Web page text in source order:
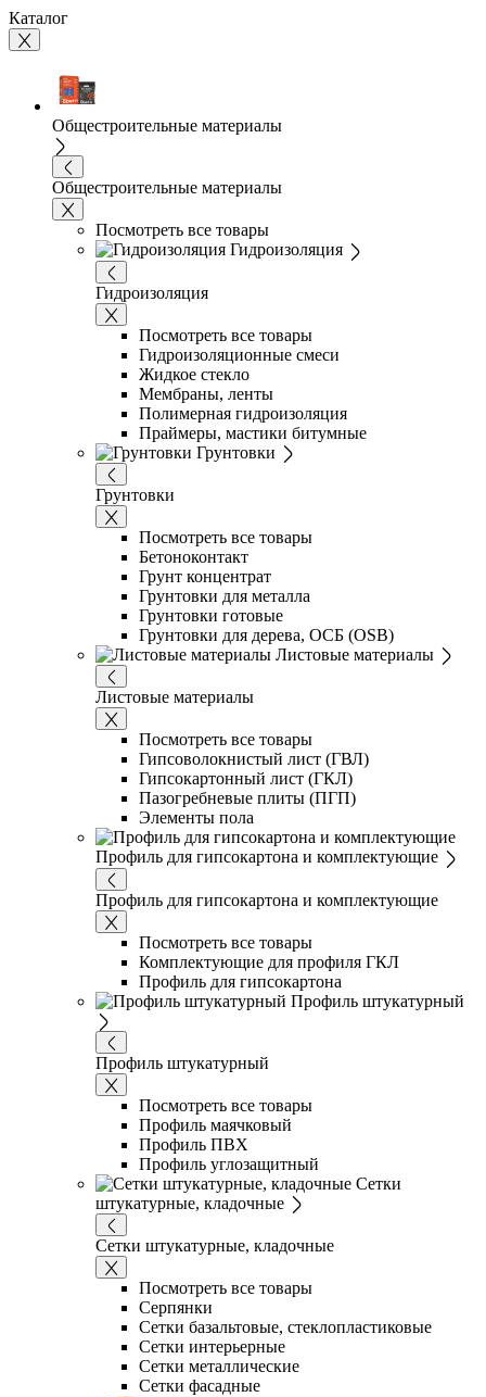
Каталог
Общестроительные материалы
Общестроительные материалы
Посмотреть все товары
Гидроизоляция
Гидроизоляция
Посмотреть все товары
Гидроизоляционные смеси
Жидкое стекло
Мембраны, ленты
Полимерная гидроизоляция
Праймеры, мастики битумные
Грунтовки
Грунтовки
Посмотреть все товары
Бетоноконтакт
Грунт концентрат
Грунтовки для металла
Грунтовки готовые
Грунтовки для дерева, ОСБ (OSB)
Листовые материалы
Листовые материалы
Посмотреть все товары
Гипсоволокнистый лист (ГВЛ)
Гипсокартонный лист (ГКЛ)
Пазогребневые плиты (ПГП)
Элементы пола
Профиль для гипсокартона и комплектующие
Профиль для гипсокартона и комплектующие
Посмотреть все товары
Комплектующие для профиля ГКЛ
Профиль для гипсокартона
Профиль штукатурный
Профиль штукатурный
Посмотреть все товары
Профиль маячковый
Профиль ПВХ
Профиль углозащитный
Сетки
штукатурные, кладочные
Сетки штукатурные, кладочные
Посмотреть все товары
Серпянки
Сетки базальтовые, стеклопластиковые
Сетки интерьерные
Сетки металлические
Сетки фасадные